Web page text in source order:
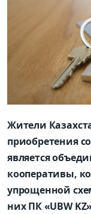
Жители
приобретения
является
кооперативы,
упрощенной
них ПК «UBW